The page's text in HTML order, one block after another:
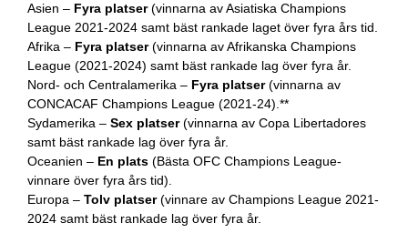
Asien – Fyra platser(vinnarna av Asiatiska Champions
League 2021-2024 samt bäst rankade laget över fyra års tid.
Afrika – Fyra platser(vinnarna av Afrikanska Champions
League (2021-2024) samt bäst rankade lag över fyra år.
Nord- och Centralamerika – Fyra platser(vinnarna av
CONCACAF Champions League (2021-24).**
Sydamerika – Sex platser(vinnarna av Copa Libertadores
samt bäst rankade lag över fyra år.
Oceanien – En plats (Bästa OFC Champions League-
vinnare över fyra års tid).
Europa – Tolv platser(vinnare av Champions League 2021-
2024 samt bäst rankade lag över fyra år.